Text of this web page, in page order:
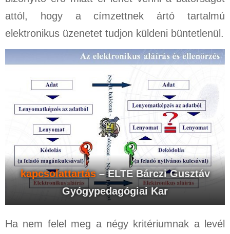
attól, hogy a címzettnek ártó tartalmú
elektronikus üzenetet tudjon küldeni büntetlenül.
kapcsolattartás– ELTE Bárczi Gusztáv
Gyógypedagógiai Kar
Ha nem felel meg a négy kritériumnak a levél